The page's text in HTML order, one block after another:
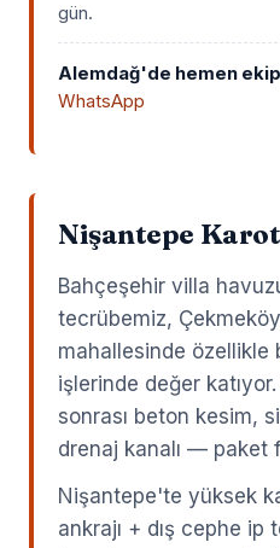
gün.
Alemdağ'de hemen ekip
WhatsApp
Nişantepe
Bahçeşehir villa
tecrübemiz,
mahallesinde özellikle
işlerinde değer
sonrası beton kesim,
drenaj kanalı — paket
Nişantepe'te yüksek
ankrajı + dış cephe ip